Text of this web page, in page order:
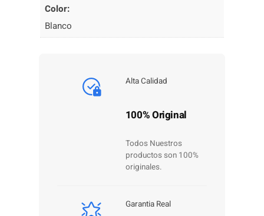
Color:
Blanco
Alta Calidad
100% Original
Todos Nuestros
productos son 100%
originales.
Garantia Real